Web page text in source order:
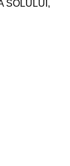
SOLULUI ,